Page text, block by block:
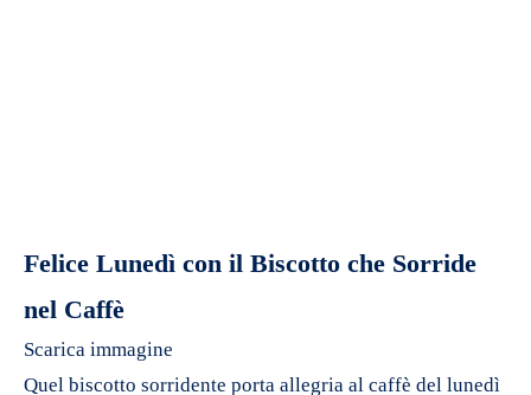
Felice Lunedì con il Biscotto che Sorride
nel Caffè
Scarica immagine
Quel biscotto sorridente porta allegria al caffè del lunedì